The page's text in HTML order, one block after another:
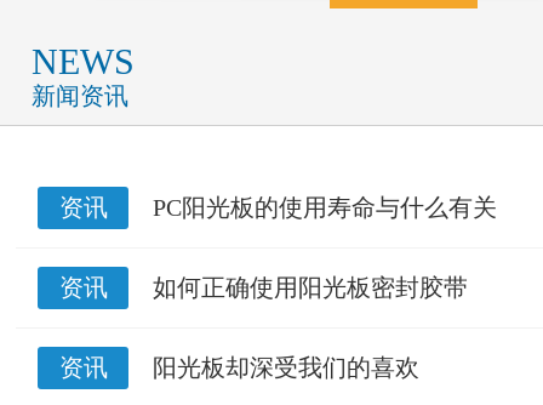
NEWS
新闻资讯
资讯 PC阳光板的使用寿命与什么有关
资讯 如何正确使用阳光板密封胶带
资讯 阳光板却深受我们的喜欢